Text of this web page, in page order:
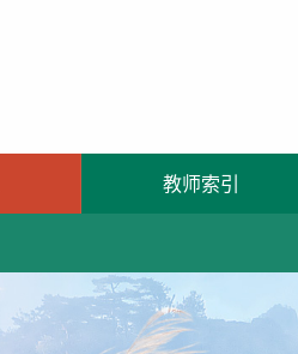
教师索引